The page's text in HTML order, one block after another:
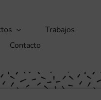
Trabajos
Contacto